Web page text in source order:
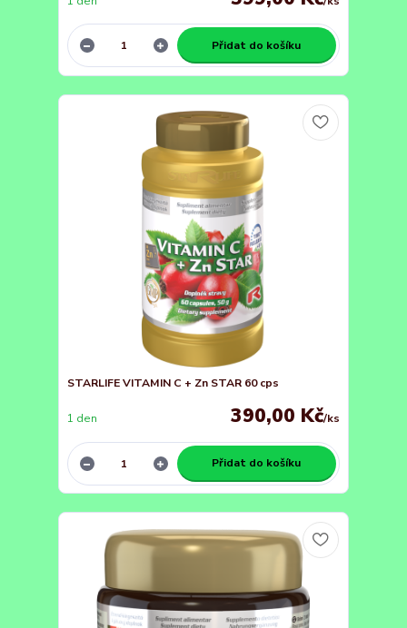
Přidat do košíku
STARLIFE VITAMIN C + Zn STAR 60 cps
390,00 Kč/ks
1 den
Přidat do košíku